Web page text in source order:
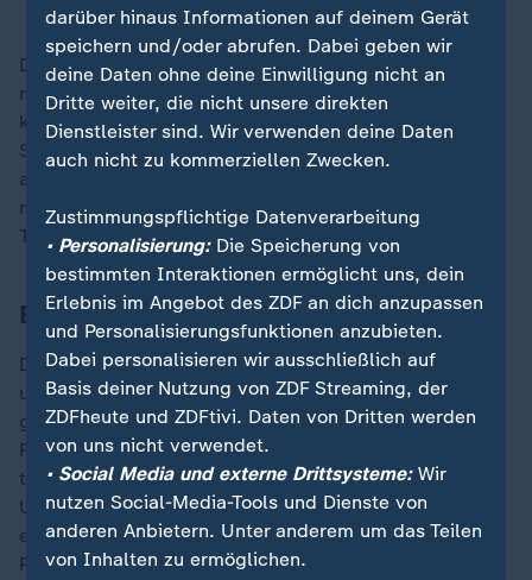
Diesen Index würden gleichermaßen
nichtkommerzielle oder kommerzielle Anbieter nutzen
können, so Voigt: "Dann könnten universelle
Suchmaschinen für alles Mögliche entstehen, aber
auch spezialisierte Suchangebote, etwa nur für
regionale Inhalte, Chat-basierte Suche, einzelne
Themenbereiche oder wissenschaftliche Studien."
Europaweite Zusammenarbeit
Die Umsetzung erfordert enorme Rechenkapazitäten
und viel Know-how. Zum OpenWebSearch-Konsortium
gehören daher große Rechenzentren wie das Leibniz-
Rechenzentrum in München oder IT4Innovations der
tschechischen Universtität Ostrava. An verschiedenen
Universitäten werden einzelne technische Bausteine
entwickelt. Am Informatikinstitut der Universität
Passau beispielsweise forscht man zu freien Crawler-
darüber hinaus Informationen auf deinem Gerät
speichern und/oder abrufen. Dabei geben wir
deine Daten ohne deine Einwilligung nicht an
Dritte weiter, die nicht unsere direkten
Dienstleister sind. Wir verwenden deine Daten
auch nicht zu kommerziellen Zwecken.
Zustimmungspflichtige Datenverarbeitung
• Personalisierung:Die Speicherung von
bestimmten Interaktionen ermöglicht uns, dein
Erlebnis im Angebot des ZDF an dich anzupassen
und Personalisierungsfunktionen anzubieten.
Dabei personalisieren wir ausschließlich auf
Basis deiner Nutzung von ZDF Streaming, der
ZDFheute und ZDFtivi. Daten von Dritten werden
von uns nicht verwendet.
• Social Media und externe Drittsysteme:Wir
nutzen Social-Media-Tools und Dienste von
anderen Anbietern. Unter anderem um das Teilen
von Inhalten zu ermöglichen.